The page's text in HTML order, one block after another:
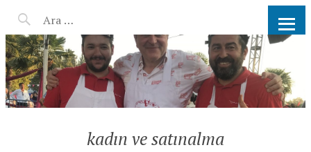
AHMET KATER KÖMÜR
ATEŞINDE BARBEKÜ, IZGARA,
MANGAL PARTISI
HIZMETLERI
kadın ve satınalma